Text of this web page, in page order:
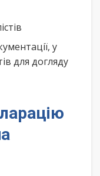
у
для догляду